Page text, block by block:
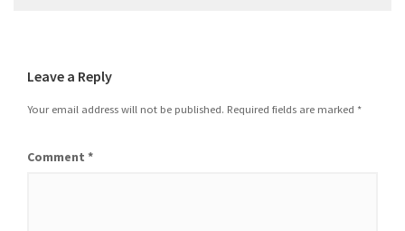
Leave a Reply
Your email address will not be published. Required fields are marked *
Comment *